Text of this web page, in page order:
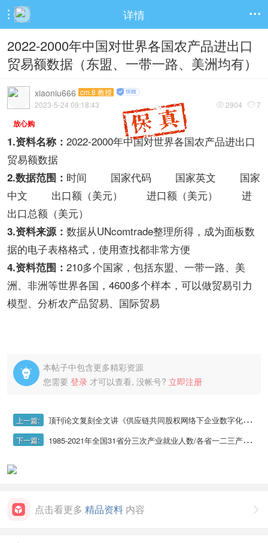
 详情 
2022-2000年中国对世界各国农产品进出口
贸易额数据（东盟、一带一路、美洲均有）
xiaoniu666 cm.8 教授
 2904  7
2023-5-24 09:18:43
放心购
1.资料名称： 2022-2000年中国对世界各国农产品进出口
贸易额数据
2.数据范围： 时间 国家代码 国家英文 国家
中文 出口额（美元） 进口额（美元） 进
出口总额（美元）
3.资料来源： 数据从UNcomtrade整理所得，成为面板数
据的电子表格格式，使用查找都非常方便
4.资料范围： 210多个国家，包括东盟、一带一路、美
洲、非洲等世界各国，4600多个样本，可以做贸易引力
模型、分析农产品贸易、国际贸易

本帖子中包含更多精彩资源
您需要 登录 才可以查看, 没帐号? 立即注册
上一篇: 顶刊论文复刻全文讲《供应链共同股权网络下企业数字化转型同群效应研究》（安慰剂检验、工具变量法、扩展样本容量PSM、经济后果检验数据代码）
下一篇: 1985-2021年全国31省分三次产业就业人数/各省一二三产业就业人数

点击看更多 精品资料 内容